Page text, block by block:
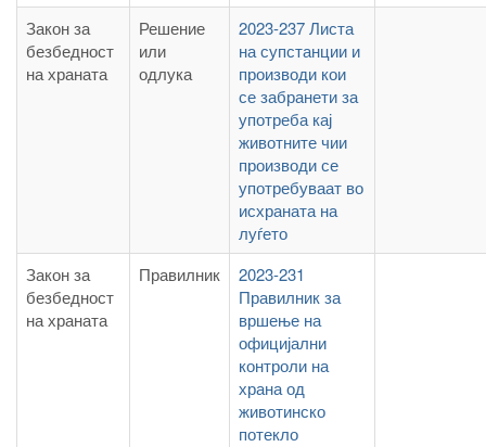
Закон за
безбедност
на храната
Решение
или
одлука
2023-237 Листа
на супстанции и
производи кои
се забранети за
употреба кај
животните чии
производи се
употребуваат во
исхраната на
луѓето
Закон за
безбедност
на храната
Правилник
2023-231
Правилник за
вршење на
официјални
контроли на
храна од
животинско
потекло